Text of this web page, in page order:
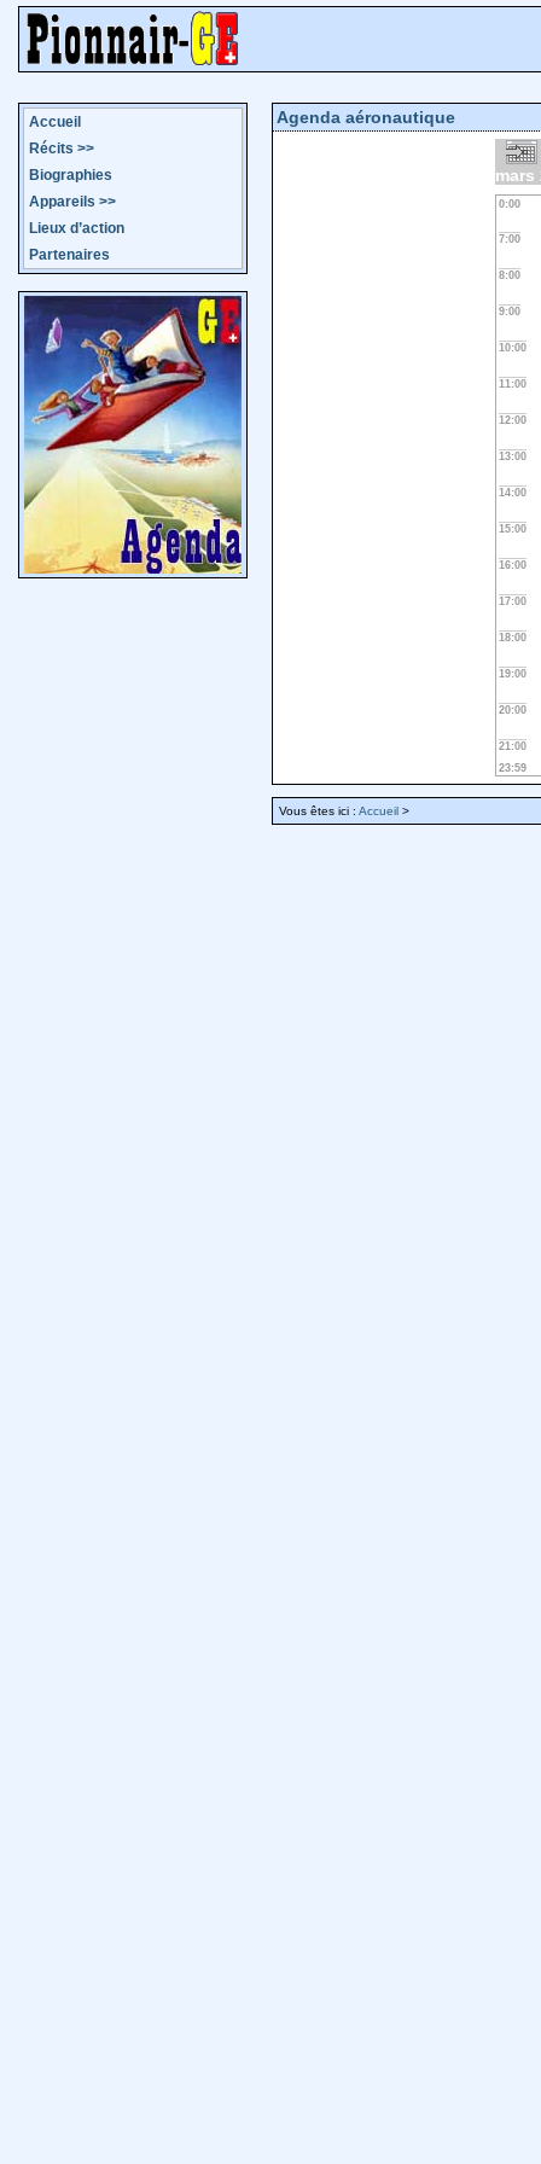
Accueil
Récits >>
Biographies
Appareils >>
Lieux d’action
Partenaires
Agenda aéronautique
mars
0:00
7:00
8:00
9:00
10:00
11:00
12:00
13:00
14:00
15:00
16:00
17:00
18:00
19:00
20:00
21:00
23:59
Vous êtes ici : Accueil >